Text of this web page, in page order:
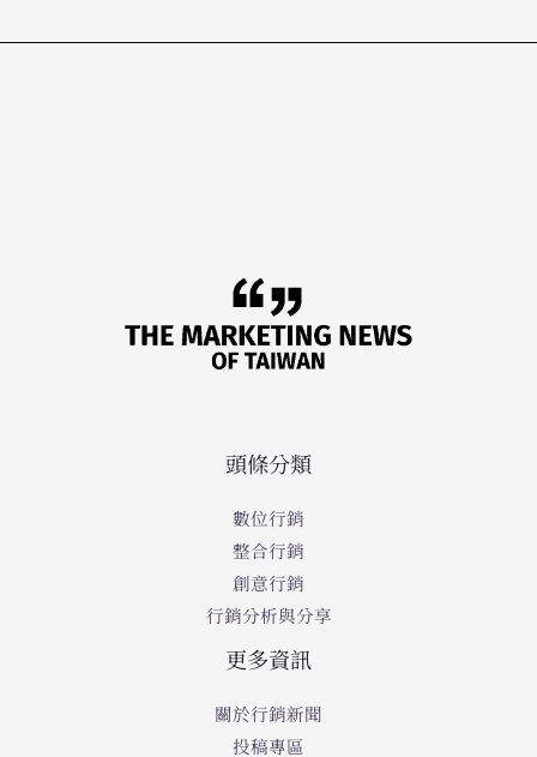
頭條分類
數位行銷
整合行銷
創意行銷
行銷分析與分享
更多資訊
關於行銷新聞
投稿專區